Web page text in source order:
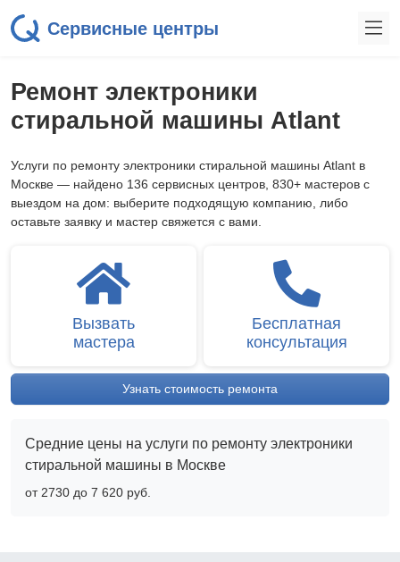
Сервисные центры
Ремонт электроники
стиральной машины Atlant
Услуги по ремонту электроники стиральной машины Atlant в
Москве — найдено 136 сервисных центров, 830+ мастеров с
выездом на дом: выберите подходящую компанию, либо
оставьте заявку и мастер свяжется с вами.
Вызвать
мастера
Бесплатная
консультация
Узнать стоимость ремонта
Средние цены на услуги по ремонту электроники
стиральной машины в Москве
от 2730 до 7 620 pyб.